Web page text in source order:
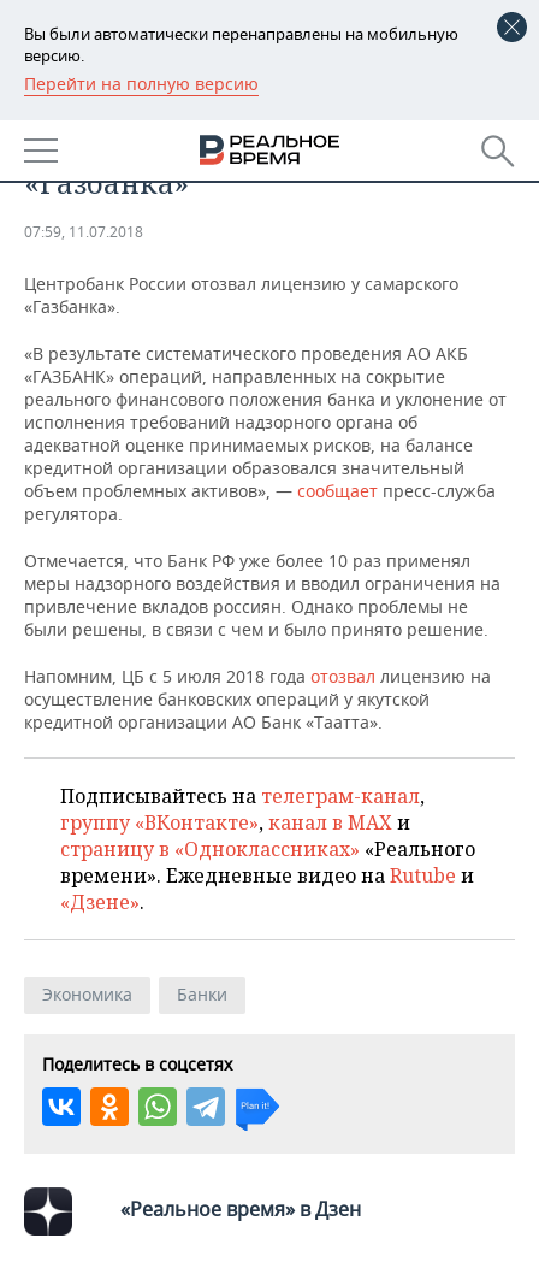
Вы были автоматически перенаправлены на мобильную
версию.
Перейти на полную версию
РЕГИОНЫ
БАШКОРТОСТАН
ТАТАРСТАН
НОВОСТИ
АНАЛИТИКА
ДЕКЛАРАЦИИ О ДОХОДАХ
КОРОЛИ ГОСЗАКАЗА ПФО
ВУЗЫ ТАТАРСТАНА
КОМУ ПРИНАДЛЕЖАТ
ТОРГОВЫЕ ЦЕНТРЫ
ТАТАРСТАНА
НОВОСТИ ЭКОНОМИКИ
ФИНАНСЫ
БАНКИ
БЮДЖЕТ
ИНВЕСТИЦИИ
ПРОМЫШЛЕННОСТЬ
НОВОСТИ
ПРОМЫШЛЕННОСТИ
АГРОПРОМ
МАШИНОСТРОЕНИЕ
НЕФТЬ
ЭНЕРГЕТИКА
НЕДВИЖИМОСТЬ
НОВОСТИ НЕДВИЖИМОСТИ
АВТО
НОВОСТИ АВТО
БИЗНЕС
НОВОСТИ БИЗНЕСА
РОЗНИЧНАЯ ТОРГОВЛЯ
ТРАНСПОРТ
УСЛУГИ
ТЕХНОЛОГИИ
НОВОСТИ ТЕХНОЛОГИЙ
IT
МЕДИА
МЕРОПРИЯТИЯ
НОВОСТИ МЕРОПРИЯТИЙ
ВЫЕЗДНАЯ РЕДАКЦИЯ
ONLINE-КОНФЕРЕНЦИИ
ОТКРЫТАЯ ЛЕКЦИЯ
СПОРТ
НОВОСТИ СПОРТА
ХОККЕЙ
БАСКЕТБОЛ
ВОЛЕЙБОЛ
ВОДНЫЕ ВИДЫ СПОРТА
ОБЩЕСТВО
ВЛАСТЬ
ИНФРАСТРУКТУРА
ИСТОРИЯ
ОБРАЗОВАНИЕ
ФОТОГАЛЕРЕЯ
СЮЖЕТЫ
СПРАВОЧНИК
СПИСОК ПЕРСОН
ПОЛНАЯ ВЕРСИЯ
ЦБ РФ отозвал лицензию у
«Газбанка»
07:59, 11.07.2018
Центробанк России отозвал лицензию у самарского
«Газбанка».
«В результате систематического проведения АО АКБ
«ГАЗБАНК» операций, направленных на сокрытие
реального финансового положения банка и уклонение от
исполнения требований надзорного органа об
адекватной оценке принимаемых рисков, на балансе
кредитной организации образовался значительный
объем проблемных активов», — сообщает пресс-служба
регулятора.
Отмечается, что Банк РФ уже более 10 раз применял
меры надзорного воздействия и вводил ограничения на
привлечение вкладов россиян. Однако проблемы не
были решены, в связи с чем и было принято решение.
Напомним, ЦБ с 5 июля 2018 года отозвал лицензию на
осуществление банковских операций у якутской
кредитной организации АО Банк «Таатта».
Подписывайтесь на телеграм-канал,
группу «ВКонтакте»,канал в MAXи
страницу в «Одноклассниках» «Реального
времени». Ежедневные видео наRutube и
«Дзене».
Экономика Банки
Поделитесь в соцсетях
«Реальное время» в Дзен